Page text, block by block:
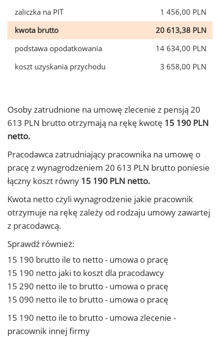
zaliczka na PIT
1 456,00 PLN
kwota brutto
20 613,38 PLN
podstawa opodatkowania
14 634,00 PLN
koszt uzyskania przychodu
3 658,00 PLN
Osoby zatrudnione na umowę zlecenie z pensją 20
613 PLN brutto otrzymają na rękę kwotę 15 190 PLN
netto.
Pracodawca zatrudniający pracownika na umowę o
pracę z wynagrodzeniem 20 613 PLN brutto poniesie
łączny koszt równy 15 190 PLN netto.
Kwota netto czyli wynagrodzenie jakie pracownik
otrzymuje na rękę zależy od rodzaju umowy zawartej
z pracodawcą.
Sprawdź również:
15 190 brutto ile to netto - umowa o pracę
15 190 netto jaki to koszt dla pracodawcy
15 290 netto ile to brutto - umowa o pracę
15 090 netto ile to brutto - umowa o pracę
15 190 netto ile to brutto - umowa zlecenie -
pracownik innej firmy